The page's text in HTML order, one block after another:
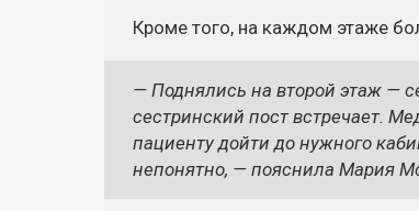
Кроме того, на каждом этаже
— Поднялись на второй этаж —
сестринский пост встречает.
пациенту дойти до нужного
непонятно, — пояснила Мария